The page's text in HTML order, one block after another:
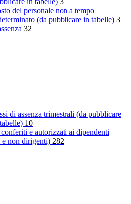
in tabelle) 3
del personale non a tempo
(da pubblicare in tabelle) 3
32
di assenza trimestrali (da pubblicare
10
e autorizzati ai dipendenti
e non dirigenti) 282